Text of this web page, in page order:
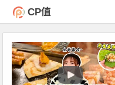
CP值